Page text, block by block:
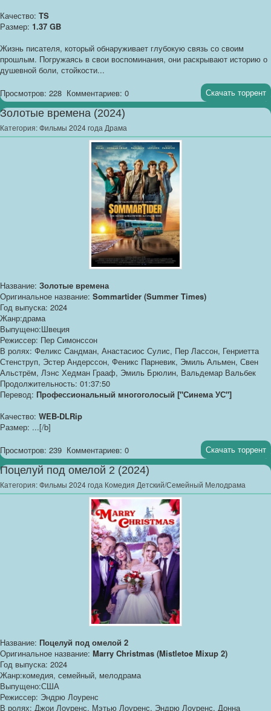
Качество: TS
Размер: 1.37 GB
Жизнь писателя, который обнаруживает глубокую связь со своим
прошлым. Погружаясь в свои воспоминания, они раскрывают историю о
душевной боли, стойкости...
Просмотров: 228 Комментариев: 0 Скачать торрент
Золотые времена (2024)
Категория:Фильмы 2024 года Драма
Название: Золотые времена
Оригинальное название: Sommartider (Summer Times)
Год выпуска: 2024
Жанр:драма
Выпущено:Швеция
Режиссер: Пер Симонссон
В ролях: Феликс Сандман, Анастасиос Сулис, Пер Лассон, Генриетта
Стенструп, Эстер Андерссон, Феникс Парневик, Эмиль Альмен, Свен
Альстрём, Лэнс Хедман Грааф, Эмиль Брюлин, Вальдемар Вальбек
Продолжительность: 01:37:50
Перевод: Профессиональный многоголосый ["Синема УС"]
Качество: WEB-DLRip
Размер: ...[/b]
Просмотров: 239 Комментариев: 0 Скачать торрент
Поцелуй под омелой 2 (2024)
Категория:Фильмы 2024 года Комедия Детский/Семейный Мелодрама
Название: Поцелуй под омелой 2
Оригинальное название: Marry Christmas (Mistletoe Mixup 2)
Год выпуска: 2024
Жанр:комедия, семейный, мелодрама
Выпущено:США
Режиссер: Эндрю Лоуренс
В ролях: Джои Лоуренс, Мэтью Лоуренс, Эндрю Лоуренс, Донна